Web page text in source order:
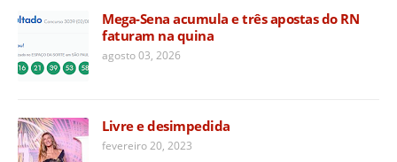
Mega-Sena acumula e três apostas do RN
faturam na quina
agosto 03, 2026
Livre e desimpedida
fevereiro 20, 2023